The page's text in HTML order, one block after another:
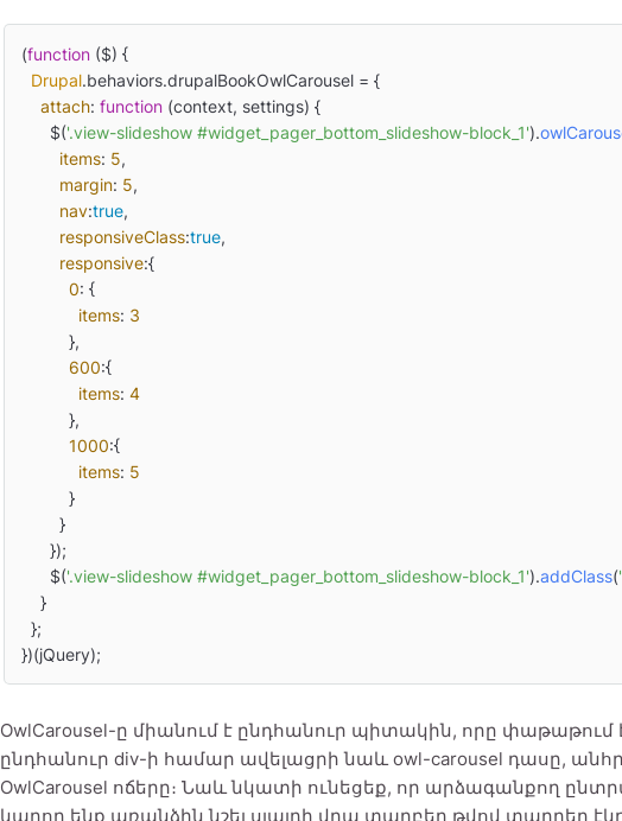
(function ($) {
Drupal.behaviors.drupalBookOwlCarousel = {
attach: function (context, settings) {
$('.view-slideshow #widget_pager_bottom_slideshow-block_1').
items: 5,
margin: 5,
nav:true,
responsiveClass:true,
responsive:{
0: {
items: 3
},
600:{
items: 4
},
1000:{
items: 5
}
}
});
$('.view-slideshow #widget_pager_bottom_slideshow-block_1').addClass(
}
};
})(jQuery);
OwlCarousel-ը միանում է ընդհանուր պիտակին, որը
ընդհանուր div-ի համար ավելացրի նաև owl-carousel դասը,
OwlCarousel ոճերը։ Նաև նկատի ունեցեք, որ արձագանքող
կարող ենք առանձին նշել սլայդի վրա տարբեր թվով տարրեր